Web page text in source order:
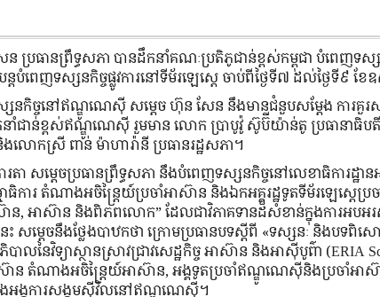
ែន ប្រធានព្រឹទ្ធសភា បានដឹកនាំគណៈប្រតិភូជាន់ខ្ពស់កម្ពុជា បំពេ
តបំពេញទស្សនកិច្ចផ្លូវការនៅទីម័រឡេស្តេ ចាប់ពីថ្ងៃទី៧ ដល់ថ្ងៃទី៩ ខ
សនកិច្ចនៅឥណ្ឌូណេស៊ី សម្ដេច ហ៊ុន សែន នឹងមានជំនួបសម្តែង ការគួរស
នាំជាន់ខ្ពស់ឥណ្ឌូណេស៊ី រួមមាន លោក ប្រាបូវ៉ូ ស៊ូប៊ីយ៉ាន់តូ ប្រធានា
លោកស្រី ពាន់ ម៉ាហារ៉ានី ប្រធានរដ្ឋសភា។
រតា សម្ដេចប្រធានព្រឹទ្ធសភា នឹងបំពេញទស្សនកិច្ចនៅលេខាធិការដ្ឋ
ធិការ តំណាងអចិន្ត្រៃយ៍ប្រចាំអាស៊ាន និងឯកអគ្គរដ្ឋទូតទីម័រឡេស្ត
ាន, អាស៊ាន និងពិភពលោក” ដែលជាវិភាគទានដ៏សំខាន់ក្នុងការអបអ
ះ សម្តេចនឹងថ្លែងបាឋកថា ក្រោមប្រធានបទស្តីពី «ទស្សនៈ និងបទពិ
ាលនៃវិទ្យាស្ថានស្រាវជ្រាវសេដ្ឋកិច្ច អាស៊ាន និងអាស៊ីបូព៌ា (ERIA
ន តំណាងអចិន្ត្រៃយ៍អាស៊ាន, អង្គទូតប្រចាំឥណ្ឌូណេស៊ីនិងប្រចាំអាស៊ា
អង្គការសង្គមស៊ីវិលនៅឥណ្ឌូណេស៊ី។